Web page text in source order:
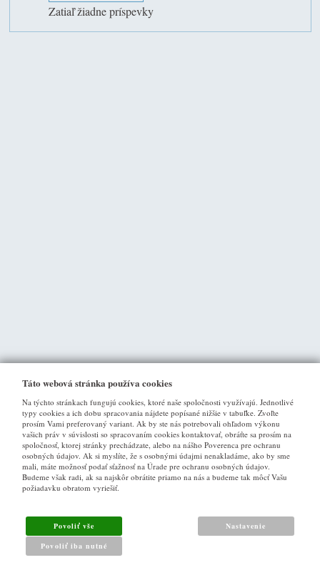
Zatiaľ žiadne príspevky
VŠE O NÁKUPU
Ako nakupovat
Reklamacny poriadok
Zásady pro nakládání s osobními údaji
Táto webová stránka používa cookies
Na týchto stránkach fungujú cookies, ktoré naše spoločnosti využívajú. Jednotlivé
typy cookies a ich dobu spracovania nájdete popísané nižšie v tabuľke. Zvoľte
prosím Vami preferovaný variant. Ak by ste nás potrebovali ohľadom výkonu
vašich práv v súvislosti so spracovaním cookies kontaktovať, obráťte sa prosím na
spoločnosť, ktorej stránky prechádzate, alebo na nášho Poverenca pre ochranu
osobných údajov. Ak si myslíte, že s osobnými údajmi nenakladáme, ako by sme
mali, máte možnosť podať sťažnosť na Úrade pre ochranu osobných údajov.
Budeme však radi, ak sa najskôr obrátite priamo na nás a budeme tak môcť Vašu
požiadavku obratom vyriešiť.
Povoliť vše
Povoliť iba nutné
Nastavenie